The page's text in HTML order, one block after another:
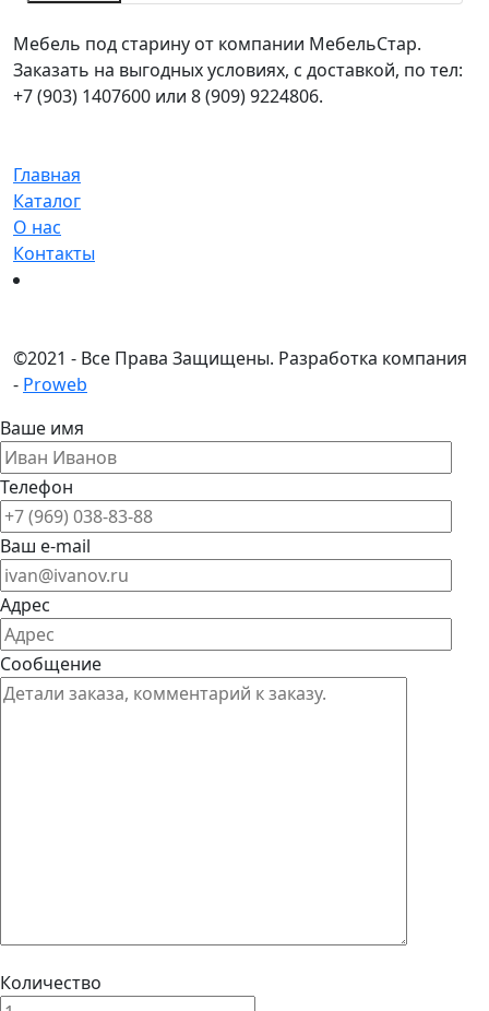
Мебель под старину от компании МебельСтар.
Заказать на выгодных условиях, с доставкой, по тел:
+7 (903) 1407600 или 8 (909) 9224806.
Главная
Каталог
О нас
Контакты
©2021 - Все Права Защищены. Разработка компания
- Proweb
Ваше имя
Телефон
Ваш e-mail
Адрес
Сообщение
Количество